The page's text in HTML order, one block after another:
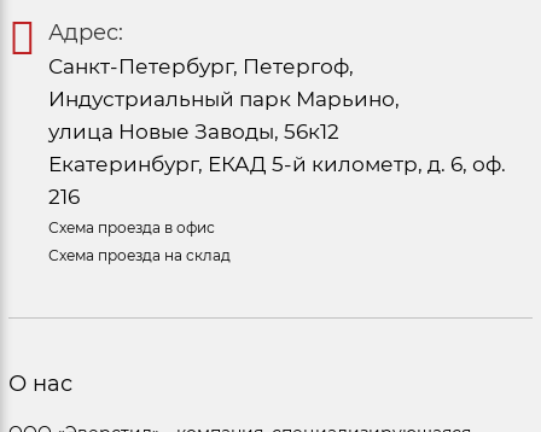
Адрес:
Санкт-Петербург, Петергоф,
Индустриальный парк Марьино,
улица Новые Заводы, 56к12
Екатеринбург, ЕКАД 5-й километр, д. 6, оф.
216
Схема проезда в офис
Схема проезда на склад
О нас